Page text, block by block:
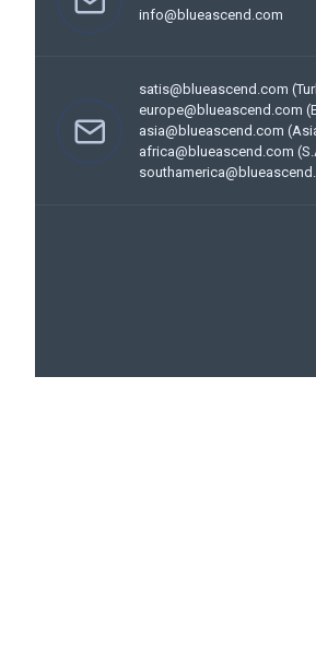
info@blueascend.com
satis@blueascend.com
europe@blueascend.com
asia@blueascend.com
africa@blueascend.com